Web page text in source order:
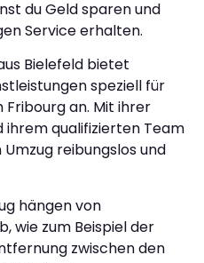
du Geld sparen und
Service erhalten.
Bielefeld bietet
speziell für
Fribourg an. Mit ihrer
ihrem qualifizierten Team
reibungslos und
hängen von
wie zum Beispiel der
zwischen den